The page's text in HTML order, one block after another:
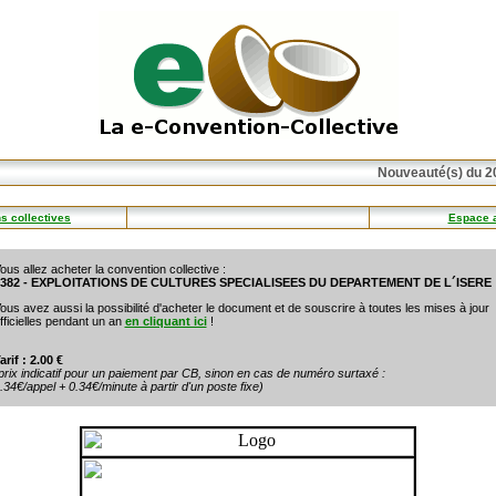
Nouveauté(s) du
collectives Espace
allez acheter la convention collective :
- EXPLOITATIONS DE CULTURES SPECIALISEES DU DEPARTEMENT DE L´ISERE
avez aussi la possibilité d'acheter le document et de souscrire à toutes les mises à jour
pendant un an en cliquant ici!
: 2.00 €
indicatif pour un paiement par CB, sinon en cas de numéro surtaxé :
appel + 0.34€/minute à partir d'un poste fixe)